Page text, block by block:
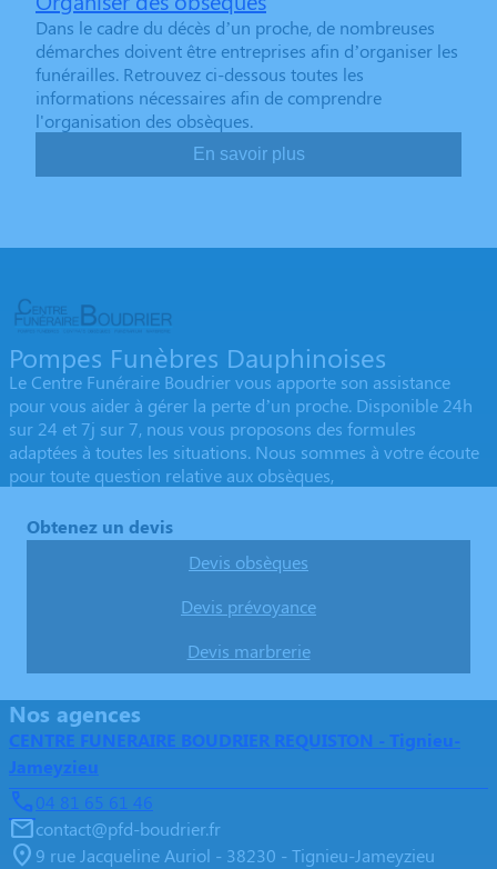
Dans le cadre du décès d’un proche, de nombreuses
démarches doivent être entreprises afin d’organiser les
funérailles. Retrouvez ci-dessous toutes les
informations nécessaires afin de comprendre
l'organisation des obsèques.
En savoir plus
Pompes Funèbres Dauphinoises
Le Centre Funéraire Boudrier vous apporte son assistance
pour vous aider à gérer la perte d’un proche. Disponible 24h
sur 24 et 7j sur 7, nous vous proposons des formules
adaptées à toutes les situations. Nous sommes à votre écoute
pour toute question relative aux obsèques,
Obtenez un devis
Devis obsèques
Devis prévoyance
Devis marbrerie
Nos agences
CENTRE FUNERAIRE BOUDRIER REQUISTON - Tignieu-
Jameyzieu
04 81 65 61 46
contact@pfd-boudrier.fr
9 rue Jacqueline Auriol - 38230 - Tignieu-Jameyzieu